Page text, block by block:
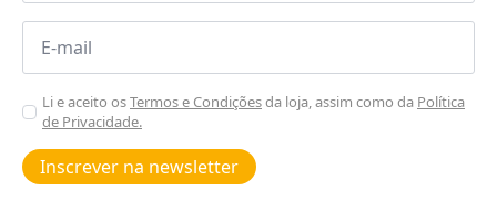
Email
Aceitar
Poiticas
de
privacidade
Li e aceito osTermos e Condiçõesda loja, assim como da Política
de Privacidade.
Inscrever na newsletter